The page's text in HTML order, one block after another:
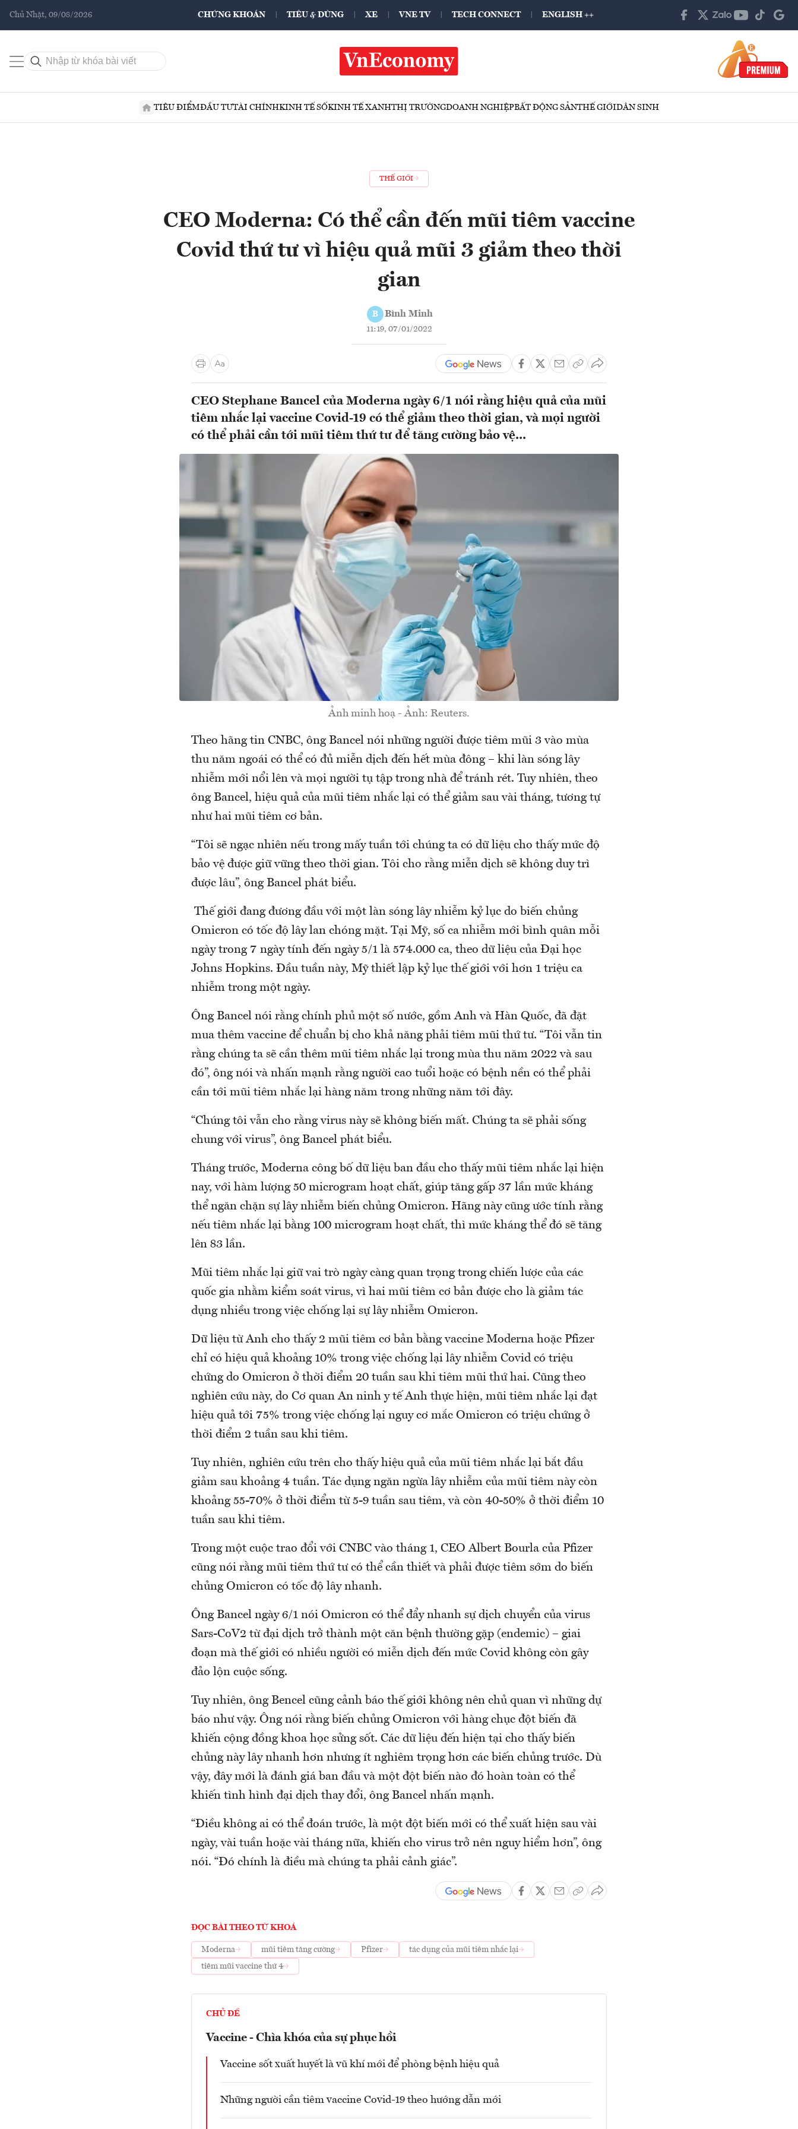
Chủ Nhật, 09/08/2026 CHỨNG KHOÁN TIÊU & DÙNG XE VNE TV TECH CONNECT ENGLISH ++
TIÊU ĐIỂMĐẦU TƯTÀI CHÍNHKINH TẾ SỐKINH TẾ XANHTHỊ TRƯỜNGDOANH NGHIỆPBẤT ĐỘNG SẢNTHẾ GIỚIDÂN SINH
THẾ GIỚI
CEO Moderna: Có thể cần đến mũi tiêm vaccine
Covid thứ tư vì hiệu quả mũi 3 giảm theo thời
gian
B Bình Minh
11:19, 07/01/2022
CEO Stephane Bancel của Moderna ngày 6/1 nói rằng hiệu quả của mũi
tiêm nhắc lại vaccine Covid-19 có thể giảm theo thời gian, và mọi người
có thể phải cần tới mũi tiêm thứ tư để tăng cường bảo vệ...
Ảnh minh hoạ - Ảnh: Reuters.
Theo hãng tin CNBC, ông Bancel nói những người được tiêm mũi 3 vào mùa
thu năm ngoái có thể có đủ miễn dịch đến hết mùa đông – khi làn sóng lây
nhiễm mới nổi lên và mọi người tụ tập trong nhà để tránh rét. Tuy nhiên, theo
ông Bancel, hiệu quả của mũi tiêm nhắc lại có thể giảm sau vài tháng, tương tự
như hai mũi tiêm cơ bản.
“Tôi sẽ ngạc nhiên nếu trong mấy tuần tới chúng ta có dữ liệu cho thấy mức độ
bảo vệ được giữ vững theo thời gian. Tôi cho rằng miễn dịch sẽ không duy trì
được lâu”, ông Bancel phát biểu.
Thế giới đang đương đầu với một làn sóng lây nhiễm kỷ lục do biến chủng
Omicron có tốc độ lây lan chóng mặt. Tại Mỹ, số ca nhiễm mới bình quân mỗi
ngày trong 7 ngày tính đến ngày 5/1 là 574.000 ca, theo dữ liệu của Đại học
Johns Hopkins. Đầu tuần này, Mỹ thiết lập kỷ lục thế giới với hơn 1 triệu ca
nhiễm trong một ngày.
Ông Bancel nói rằng chính phủ một số nước, gồm Anh và Hàn Quốc, đã đặt
mua thêm vaccine để chuẩn bị cho khả năng phải tiêm mũi thứ tư. “Tôi vẫn tin
rằng chúng ta sẽ cần thêm mũi tiêm nhắc lại trong mùa thu năm 2022 và sau
đó”, ông nói và nhấn mạnh rằng người cao tuổi hoặc có bệnh nền có thể phải
cần tới mũi tiêm nhắc lại hàng năm trong những năm tới đây.
“Chúng tôi vẫn cho rằng virus này sẽ không biến mất. Chúng ta sẽ phải sống
chung với virus”, ông Bancel phát biểu.
Tháng trước, Moderna công bố dữ liệu ban đầu cho thấy mũi tiêm nhắc lại hiện
nay, với hàm lượng 50 microgram hoạt chất, giúp tăng gấp 37 lần mức kháng
thể ngăn chặn sự lây nhiễm biến chủng Omicron. Hãng này cũng ước tính rằng
nếu tiêm nhắc lại bằng 100 microgram hoạt chất, thì mức kháng thể đó sẽ tăng
lên 83 lần.
Mũi tiêm nhắc lại giữ vai trò ngày càng quan trọng trong chiến lược của các
quốc gia nhằm kiểm soát virus, vì hai mũi tiêm cơ bản được cho là giảm tác
dụng nhiều trong việc chống lại sự lây nhiễm Omicron.
Dữ liệu từ Anh cho thấy 2 mũi tiêm cơ bản bằng vaccine Moderna hoặc Pfizer
chỉ có hiệu quả khoảng 10% trong việc chống lại lây nhiễm Covid có triệu
chứng do Omicron ở thời điểm 20 tuần sau khi tiêm mũi thứ hai. Cũng theo
nghiên cứu này, do Cơ quan An ninh y tế Anh thực hiện, mũi tiêm nhắc lại đạt
hiệu quả tới 75% trong việc chống lại nguy cơ mắc Omicron có triệu chứng ở
thời điểm 2 tuần sau khi tiêm.
Tuy nhiên, nghiên cứu trên cho thấy hiệu quả của mũi tiêm nhắc lại bắt đầu
giảm sau khoảng 4 tuần. Tác dụng ngăn ngừa lây nhiễm của mũi tiêm này còn
khoảng 55-70% ở thời điểm từ 5-9 tuần sau tiêm, và còn 40-50% ở thời điểm 10
tuần sau khi tiêm.
Trong một cuộc trao đổi với CNBC vào tháng 1, CEO Albert Bourla của Pfizer
cũng nói rằng mũi tiêm thứ tư có thể cần thiết và phải được tiêm sớm do biến
chủng Omicron có tốc độ lây nhanh.
Ông Bancel ngày 6/1 nói Omicron có thể đẩy nhanh sự dịch chuyển của virus
Sars-CoV2 từ đại dịch trở thành một căn bệnh thường gặp (endemic) – giai
đoạn mà thế giới có nhiều người có miễn dịch đến mức Covid không còn gây
đảo lộn cuộc sống.
Tuy nhiên, ông Bencel cũng cảnh báo thế giới không nên chủ quan vì những dự
báo như vậy. Ông nói rằng biến chủng Omicron với hàng chục đột biến đã
khiến cộng đồng khoa học sửng sốt. Các dữ liệu đến hiện tại cho thấy biến
chủng này lây nhanh hơn nhưng ít nghiêm trọng hơn các biến chủng trước. Dù
vậy, đây mới là đánh giá ban đầu và một đột biến nào đó hoàn toàn có thể
khiến tình hình đại dịch thay đổi, ông Bancel nhấn mạnh.
“Điều không ai có thể đoán trước, là một đột biến mới có thể xuất hiện sau vài
ngày, vài tuần hoặc vài tháng nữa, khiến cho virus trở nên nguy hiểm hơn”, ông
nói. “Đó chính là điều mà chúng ta phải cảnh giác”.
ĐỌC BÀI THEO TỪ KHOÁ
Moderna mũi tiêm tăng cường Pfizer
tác dụng của mũi tiêm nhắc lại
tiêm mũi vaccine thứ 4
CHỦ ĐỀ
Vaccine - Chìa khóa của sự phục hồi
Vaccine sốt xuất huyết là vũ khí mới để phòng bệnh hiệu quả
Những người cần tiêm vaccine Covid-19 theo hướng dẫn mới